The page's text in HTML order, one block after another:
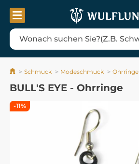
Schmuck Modeschmuck Ohrringe
BULL'S EYE - Ohrringe
-11%